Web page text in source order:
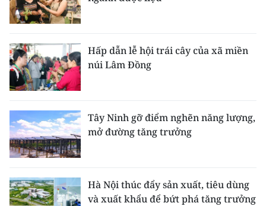
Hấp dẫn lễ hội trái cây của xã miền
núi Lâm Đồng
Tây Ninh gỡ điểm nghẽn năng lượng,
mở đường tăng trưởng
Hà Nội thúc đẩy sản xuất, tiêu dùng
và xuất khẩu để bứt phá tăng trưởng